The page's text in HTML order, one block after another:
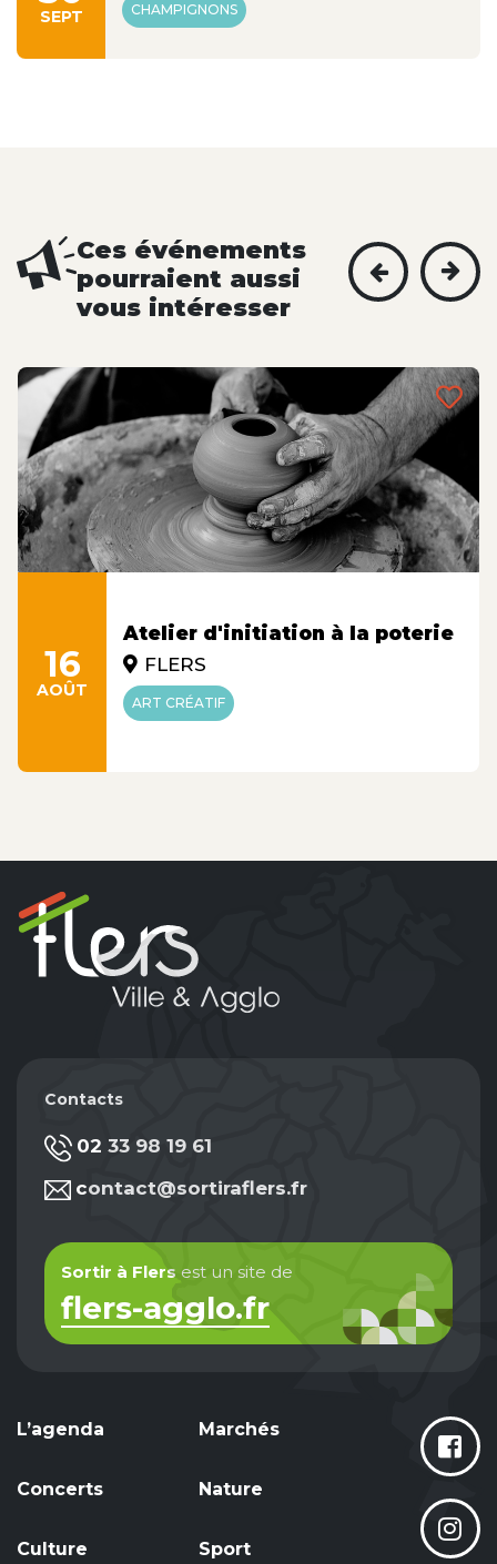
SEPT CHAMPIGNONS
Ces événements
pourraient aussi
vous intéresser
16
AOÛT
Atelier d'initiation à la poterie
FLERS
ART CRÉATIF
Contacts
02 33 98 19 61
contact@sortiraflers.fr
Sortir à Flers est un site de
flers-agglo.fr
L’agenda
Concerts
Culture
Marchés
Nature
Sport